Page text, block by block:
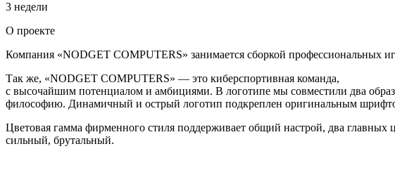
3 недели
О проекте
Компания «NODGET COMPUTERS» занимается сборкой профессиональных
Так же, «NODGET COMPUTERS» — это киберспортивная команда,
с высочайшим потенциалом и амбициями. В логотипе мы совместили два
философию. Динамичный и острый логотип подкреплен оригинальным
Цветовая гамма фирменного стиля поддерживает общий настрой, два
сильный, брутальный.